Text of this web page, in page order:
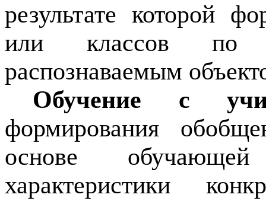
результате которой
или классов по
распознаваемым
Обучение с
формирования
основе
характеристики